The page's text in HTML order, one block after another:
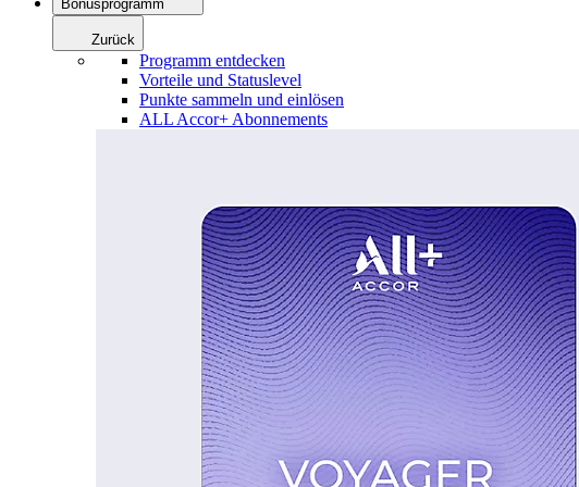
Bonusprogramm
Zurück
Programm entdecken
Vorteile und Statuslevel
Punkte sammeln und einlösen
ALL Accor+ Abonnements